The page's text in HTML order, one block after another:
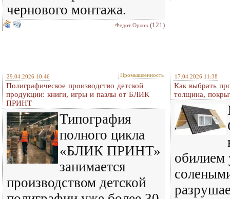
чернового монтажа.
Федот Орлов (121)
29.04.2026 10:46 Промышленность
Полиграфическое производство детской
продукции: книги, игры и пазлы от БЛИК
ПРИНТ
Типография
полного цикла
«БЛИК ПРИНТ»
занимается
производством детской
17.04.2026 11:38
Как выбрать
толщина,
обилием